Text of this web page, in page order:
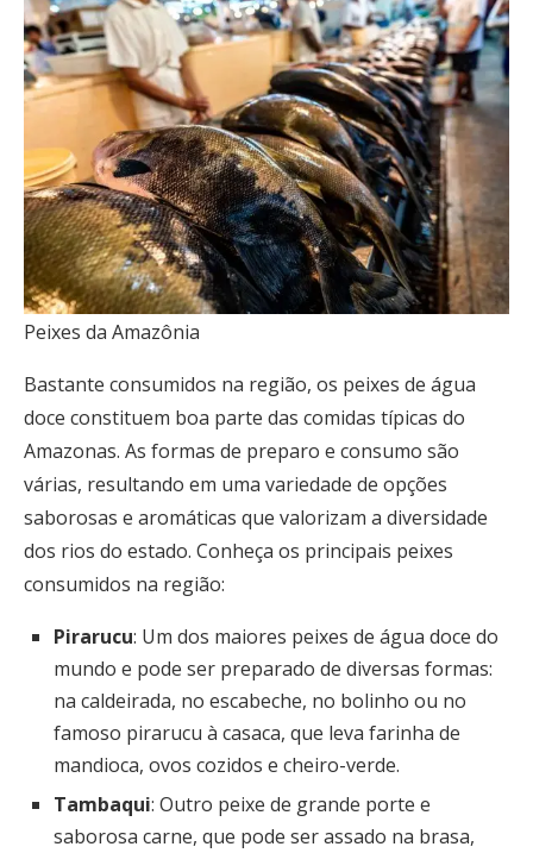
Peixes da Amazônia
Bastante consumidos na região, os peixes de água
doce constituem boa parte das comidas típicas do
Amazonas. As formas de preparo e consumo são
várias, resultando em uma variedade de opções
saborosas e aromáticas que valorizam a diversidade
dos rios do estado. Conheça os principais peixes
consumidos na região:
Pirarucu: Um dos maiores peixes de água doce do
mundo e pode ser preparado de diversas formas:
na caldeirada, no escabeche, no bolinho ou no
famoso pirarucu à casaca, que leva farinha de
mandioca, ovos cozidos e cheiro-verde.
Tambaqui: Outro peixe de grande porte e
saborosa carne, que pode ser assado na brasa,